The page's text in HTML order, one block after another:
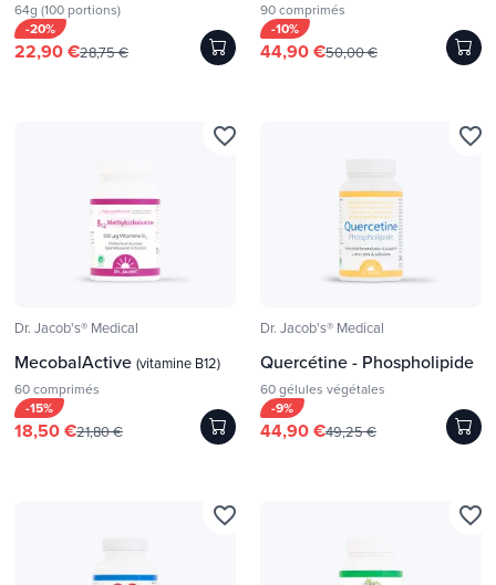
64g (100 portions)
-20%
22,90 €28,75 €
90 comprimés
-10%
44,90 €50,00 €
Dr. Jacob's® Medical
MecobalActive (vitamine B12)
60 comprimés
-15%
18,50 €21,80 €
favorite_border
Dr. Jacob's® Medical
Quercétine - Phospholipide
60 gélules végétales
-9%
44,90 €49,25 €
favorite_border
favorite_border favorite_border